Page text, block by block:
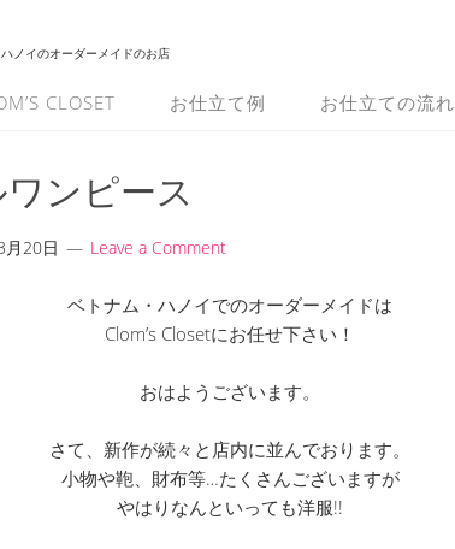
ノイのオーダーメイドのお店
CLOSET お仕立て例 お仕立ての流れ
ンピース
20日 Leave a Comment
ベトナム・ハノイでのオーダーメイドは
Clom’s Closetにお任せ下さい！
おはようございます。
さて、新作が続々と店内に並んでおります。
小物や鞄、財布等…たくさんございますが
やはりなんといっても洋服!!